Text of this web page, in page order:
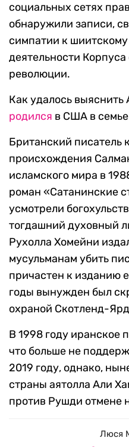
социальных сетях
обнаружили записи,
симпатии к
деятельности
революции.
Как удалось
родился в США в
Британский писатель
происхождения
исламского мира в
роман «Сатанинские
усмотрели
тогдашний духовный
Рухолла Хомейни
мусульманам убить
причастен к изданию
годы вынужден был
охраной Скотленд-
В 1998 году иранское
что больше не
2019 году, однако,
страны аятолла Али
против Рушди отмене
Люся